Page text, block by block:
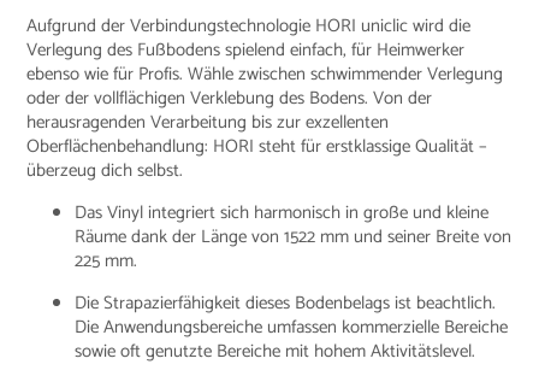
Aufgrund der Verbindungstechnologie HORI uniclic wird die
Verlegung des Fußbodens spielend einfach, für Heimwerker
ebenso wie für Profis. Wähle zwischen schwimmender Verlegung
oder der vollflächigen Verklebung des Bodens. Von der
herausragenden Verarbeitung bis zur exzellenten
Oberflächenbehandlung: HORI steht für erstklassige Qualität –
überzeug dich selbst.
Das Vinyl integriert sich harmonisch in große und kleine
Räume dank der Länge von 1522 mm und seiner Breite von
225 mm.
Die Strapazierfähigkeit dieses Bodenbelags ist beachtlich.
Die Anwendungsbereiche umfassen kommerzielle Bereiche
sowie oft genutzte Bereiche mit hohem Aktivitätslevel.